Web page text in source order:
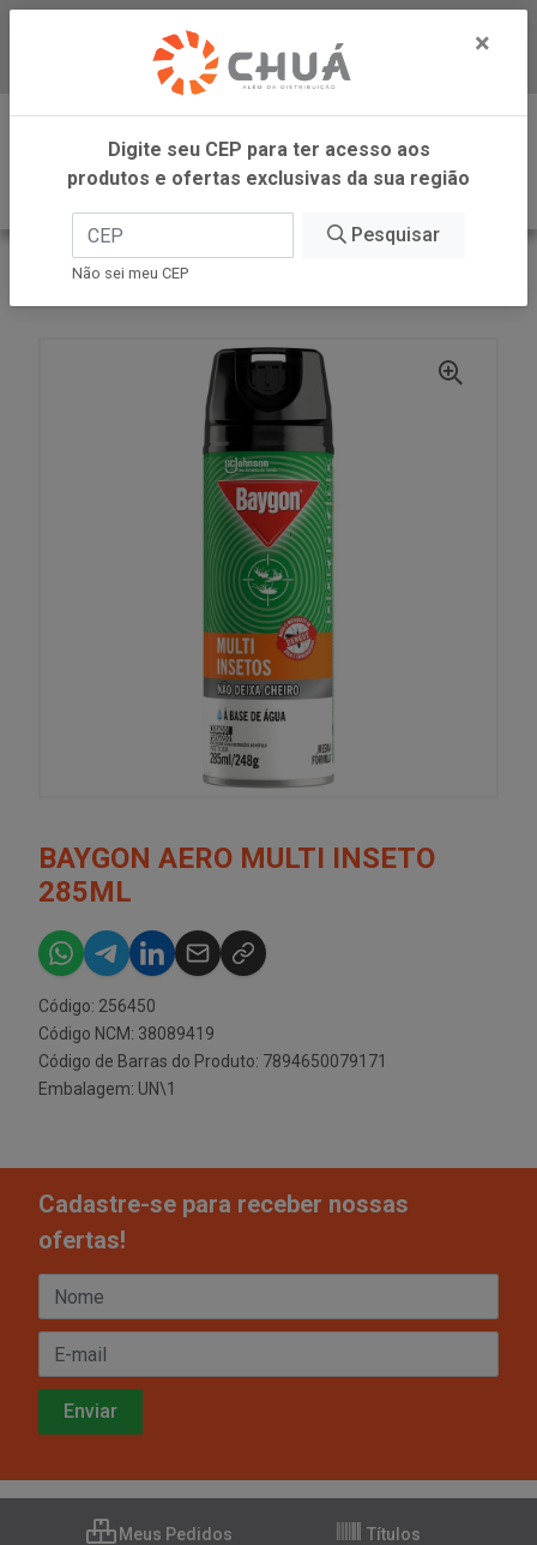
Baixe já nosso APP
0
INÍCIO
SC JOHNSON
BAYGON AERO MULTI INSETO
285ML
Código: 256450
Código NCM: 38089419
Código de Barras do Produto: 7894650079171
Embalagem: UN\1
Cadastre-se para receber nossas
ofertas!
Meus Pedidos Títulos
×
Digite seu CEP para ter acesso aos
produtos e ofertas exclusivas da sua região
Pesquisar
Não sei meu CEP